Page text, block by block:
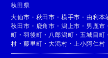
秋田県
大仙市 ・ 秋田市 ・ 横手市 ・ 由利本
秋田市 ・ 鹿角市 ・ 潟上市 ・ 男鹿市
町 ・羽後町 ・ 八郎潟町 ・五城目町 ・
村 ・藤里町 ・大潟村 ・ 上小阿仁村